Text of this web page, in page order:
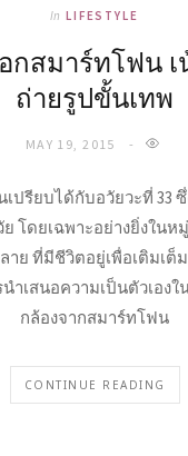
In LIFESTYLE
กสมาร์ทโฟน
ถ่ายรูปขั้นเทพ
MAY 19, 2015
ปรียบได้กับอวัยวะที่ 33
โดยเฉพาะอย่างยิ่งในห
ย ที่มีชีวิตอยู่เพื่อเติมเต็
ำเสนอความเป็นตัวเอง
กล้องจากสมาร์ทโฟน
CONTINUE READING